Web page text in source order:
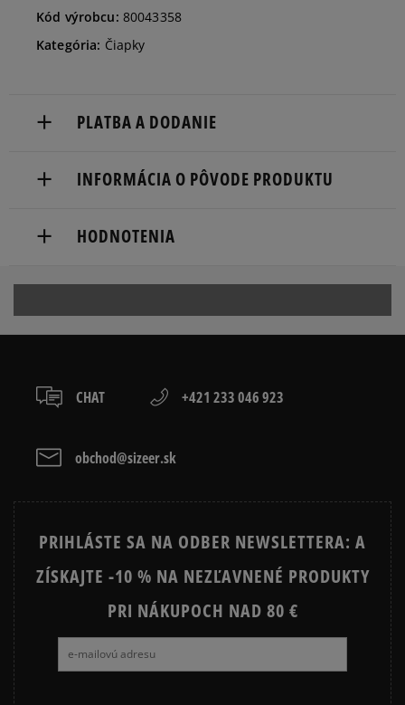
Kód výrobcu: 80043358
Kategória: Čiapky
PLATBA A DODANIE
Dostupné spôsoby doručenia:
slovenská pošta - na adresu,
osobné prevzatie v predajni.
kartou,
INFORMÁCIA O PÔVODE PRODUKTU
Lichtstr. 25HODNOTENIA
CHAT +421 233 046 923
obchod@sizeer.sk
PRIHLÁSTE SA NA ODBER NEWSLETTERA: A
ZÍSKAJTE -10 % NA NEZĽAVNENÉ PRODUKTY
PRI NÁKUPOCH NAD 80 €